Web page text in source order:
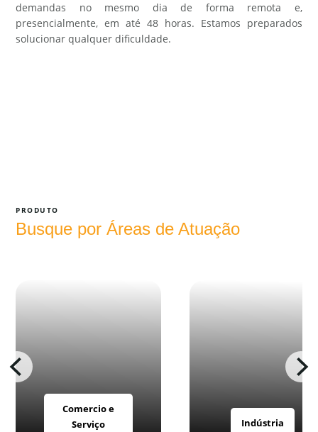
demandas no mesmo dia de forma remota e,
presencialmente, em até 48 horas. Estamos preparados
solucionar qualquer dificuldade.
PRODUTO
Busque por Áreas de Atuação
Comercio e
Serviço
Indústria